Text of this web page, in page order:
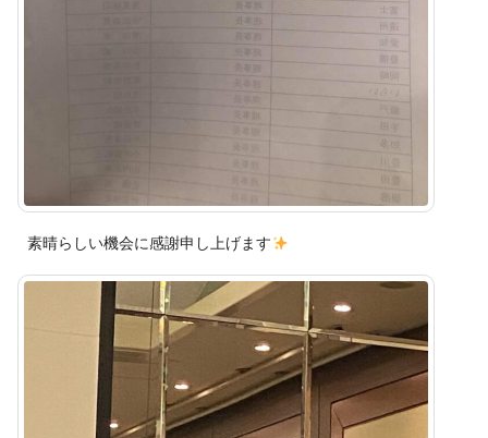
素晴らしい機会に感謝申し上げます